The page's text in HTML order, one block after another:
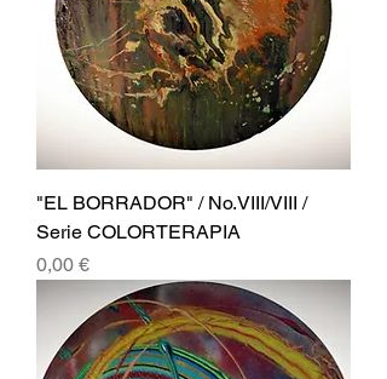
"EL BORRADOR" / No.VIII/VIII /
Serie COLORTERAPIA
Precio
0,00 €